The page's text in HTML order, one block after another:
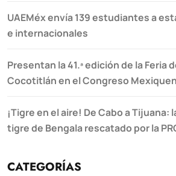
UAEMéx envía 139 estudiantes a
e internacionales
Presentan la 41.ª edición de la Feria
Cocotitlán en el Congreso
¡Tigre en el aire! De Cabo a Tijuana:
tigre de Bengala rescatado por la
CATEGORÍAS